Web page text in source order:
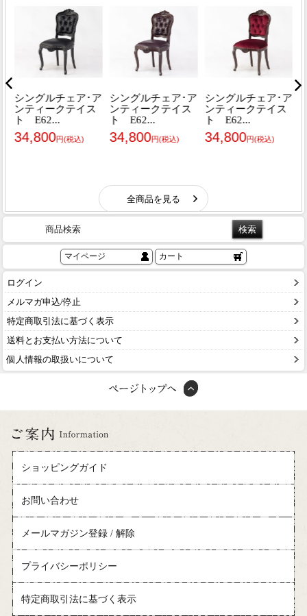
商品検索
マイページ カート
ログイン
メルマガ申込/停止
特定商取引法に基づく表示
送料とお支払い方法について
個人情報の取扱いについて
ショッピングガイド
お問い合わせ
メールマガジン登録 / 解除
プライバシーポリシー
特定商取引法に基づく表示